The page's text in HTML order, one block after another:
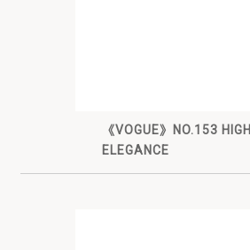
《VOGUE》NO.153 HIGH
ELEGANCE